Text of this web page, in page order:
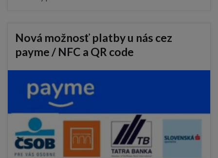
Nová možnosť platby u nás cez
payme / NFC a QR code